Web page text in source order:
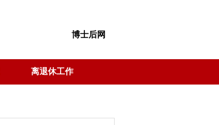
博士后网
离退休工作